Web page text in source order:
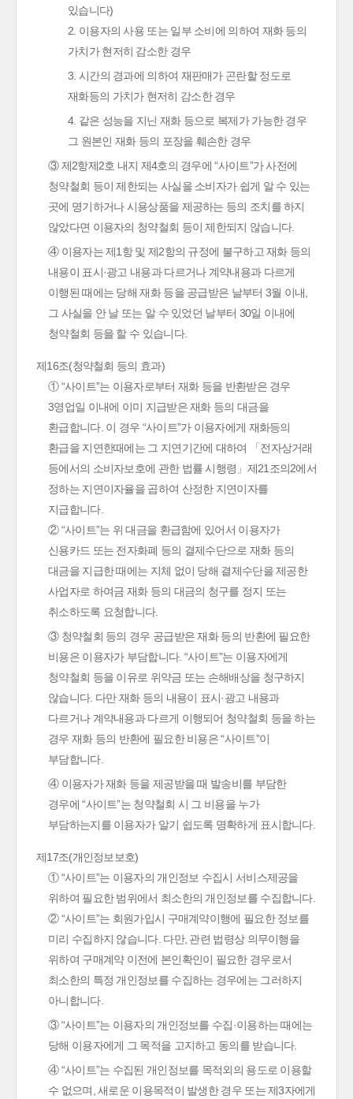
있습니다)
2. 이용자의 사용 또는 일부 소비에 의하여 재화 등의
가치가 현저히 감소한 경우
3. 시간의 경과에 의하여 재판매가 곤란할 정도로
재화등의 가치가 현저히 감소한 경우
4. 같은 성능을 지닌 재화 등으로 복제가 가능한 경우
그 원본인 재화 등의 포장을 훼손한 경우
③ 제2항제2호 내지 제4호의 경우에 “사이트”가 사전에
청약철회 등이 제한되는 사실을 소비자가 쉽게 알 수 있는
곳에 명기하거나 시용상품을 제공하는 등의 조치를 하지
않았다면 이용자의 청약철회 등이 제한되지 않습니다.
④ 이용자는 제1항 및 제2항의 규정에 불구하고 재화 등의
내용이 표시·광고 내용과 다르거나 계약내용과 다르게
이행된 때에는 당해 재화 등을 공급받은 날부터 3월 이내,
그 사실을 안 날 또는 알 수 있었던 날부터 30일 이내에
청약철회 등을 할 수 있습니다.
제16조(청약철회 등의 효과)
① “사이트”는 이용자로부터 재화 등을 반환받은 경우
3영업일 이내에 이미 지급받은 재화 등의 대금을
환급합니다. 이 경우 “사이트”가 이용자에게 재화등의
환급을 지연한때에는 그 지연기간에 대하여 「전자상거래
등에서의 소비자보호에 관한 법률 시행령」제21조의2에서
정하는 지연이자율을 곱하여 산정한 지연이자를
지급합니다.
② “사이트”는 위 대금을 환급함에 있어서 이용자가
신용카드 또는 전자화폐 등의 결제수단으로 재화 등의
대금을 지급한 때에는 지체 없이 당해 결제수단을 제공한
사업자로 하여금 재화 등의 대금의 청구를 정지 또는
취소하도록 요청합니다.
③ 청약철회 등의 경우 공급받은 재화 등의 반환에 필요한
비용은 이용자가 부담합니다. “사이트”는 이용자에게
청약철회 등을 이유로 위약금 또는 손해배상을 청구하지
않습니다. 다만 재화 등의 내용이 표시·광고 내용과
다르거나 계약내용과 다르게 이행되어 청약철회 등을 하는
경우 재화 등의 반환에 필요한 비용은 “사이트”이
부담합니다.
④ 이용자가 재화 등을 제공받을 때 발송비를 부담한
경우에 “사이트”는 청약철회 시 그 비용을 누가
부담하는지를 이용자가 알기 쉽도록 명확하게 표시합니다.
제17조(개인정보보호)
① “사이트”는 이용자의 개인정보 수집시 서비스제공을
위하여 필요한 범위에서 최소한의 개인정보를 수집합니다.
② “사이트”는 회원가입시 구매계약이행에 필요한 정보를
미리 수집하지 않습니다. 다만, 관련 법령상 의무이행을
위하여 구매계약 이전에 본인확인이 필요한 경우로서
최소한의 특정 개인정보를 수집하는 경우에는 그러하지
아니합니다.
③ “사이트”는 이용자의 개인정보를 수집·이용하는 때에는
당해 이용자에게 그 목적을 고지하고 동의를 받습니다.
④ “사이트”는 수집된 개인정보를 목적외의 용도로 이용할
수 없으며, 새로운 이용목적이 발생한 경우 또는 제3자에게